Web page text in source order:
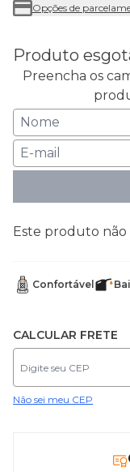
Opções de
Produto
Preencha os
Este produto
Confortável
CALCULAR FRETE
Não sei meu CEP